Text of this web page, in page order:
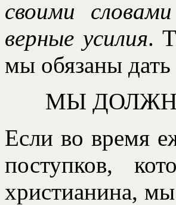
своими
верные усилия.
мы обязаны дать
МЫ
Если во время
поступков,
христианина,